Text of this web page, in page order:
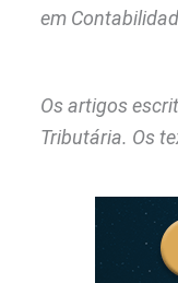
em
Os artigos
Tributária. Os